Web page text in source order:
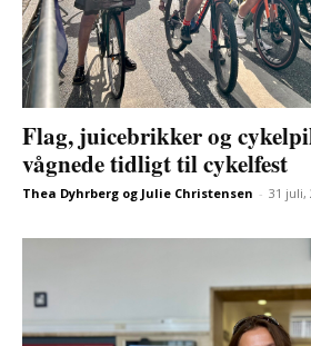
Flag, juicebrikker og
vågnede tidligt til cykelfest
Thea Dyhrberg og Julie Christensen - 31 juli,